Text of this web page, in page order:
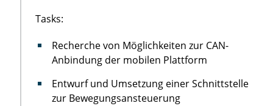
Tasks:
Recherche von Möglichkeiten zur CAN-
Anbindung der mobilen Plattform
Entwurf und Umsetzung einer Schnittstelle
zur Bewegungsansteuerung